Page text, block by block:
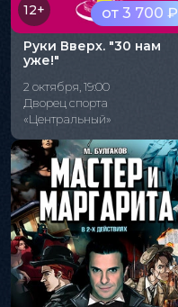
от 3 700 ₽
12+
Руки Вверх. "30 нам
уже!"
2 октября, 19:00
Дворец спорта
«Центральный»